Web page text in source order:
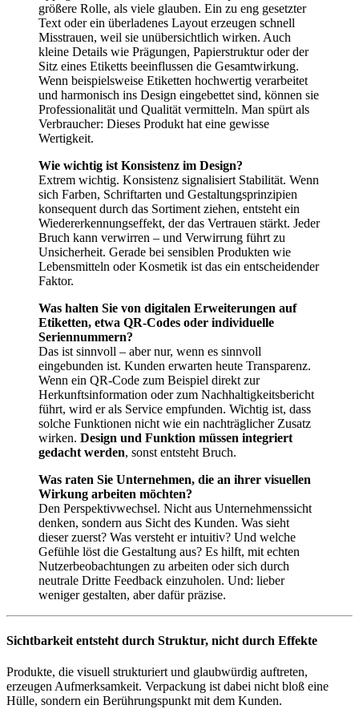
größere Rolle, als viele glauben. Ein zu eng gesetzter
Text oder ein überladenes Layout erzeugen schnell
Misstrauen, weil sie unübersichtlich wirken. Auch
kleine Details wie Prägungen, Papierstruktur oder der
Sitz eines Etiketts beeinflussen die Gesamtwirkung.
Wenn beispielsweise Etiketten hochwertig verarbeitet
und harmonisch ins Design eingebettet sind, können sie
Professionalität und Qualität vermitteln. Man spürt als
Verbraucher: Dieses Produkt hat eine gewisse
Wertigkeit.
Wie wichtig ist Konsistenz im Design?
Extrem wichtig. Konsistenz signalisiert Stabilität. Wenn
sich Farben, Schriftarten und Gestaltungsprinzipien
konsequent durch das Sortiment ziehen, entsteht ein
Wiedererkennungseffekt, der das Vertrauen stärkt. Jeder
Bruch kann verwirren – und Verwirrung führt zu
Unsicherheit. Gerade bei sensiblen Produkten wie
Lebensmitteln oder Kosmetik ist das ein entscheidender
Faktor.
Was halten Sie von digitalen Erweiterungen auf
Etiketten, etwa QR-Codes oder individuelle
Seriennummern?
Das ist sinnvoll – aber nur, wenn es sinnvoll
eingebunden ist. Kunden erwarten heute Transparenz.
Wenn ein QR-Code zum Beispiel direkt zur
Herkunftsinformation oder zum Nachhaltigkeitsbericht
führt, wird er als Service empfunden. Wichtig ist, dass
solche Funktionen nicht wie ein nachträglicher Zusatz
wirken. Design und Funktion müssen integriert
gedacht werden, sonst entsteht Bruch.
Was raten Sie Unternehmen, die an ihrer visuellen
Wirkung arbeiten möchten?
Den Perspektivwechsel. Nicht aus Unternehmenssicht
denken, sondern aus Sicht des Kunden. Was sieht
dieser zuerst? Was versteht er intuitiv? Und welche
Gefühle löst die Gestaltung aus? Es hilft, mit echten
Nutzerbeobachtungen zu arbeiten oder sich durch
neutrale Dritte Feedback einzuholen. Und: lieber
weniger gestalten, aber dafür präzise.
Sichtbarkeit entsteht durch Struktur, nicht durch Effekte
Produkte, die visuell strukturiert und glaubwürdig auftreten,
erzeugen Aufmerksamkeit. Verpackung ist dabei nicht bloß eine
Hülle, sondern ein Berührungspunkt mit dem Kunden.